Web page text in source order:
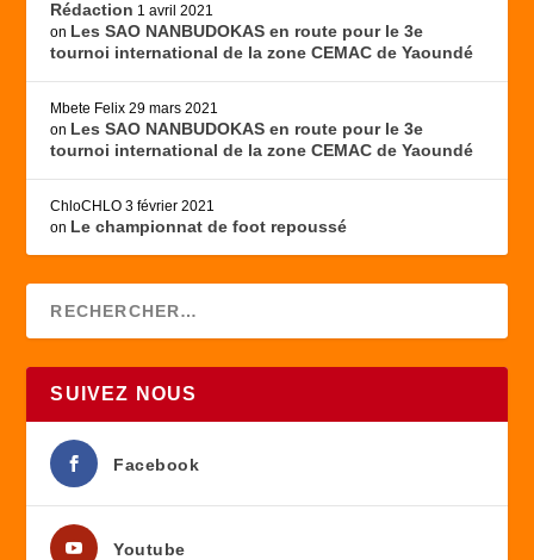
Rédaction 1 avril 2021
on Les SAO NANBUDOKAS en route pour le 3e
tournoi international de la zone CEMAC de Yaoundé
Mbete Felix 29 mars 2021
on Les SAO NANBUDOKAS en route pour le 3e
tournoi international de la zone CEMAC de Yaoundé
ChloCHLO 3 février 2021
on Le championnat de foot repoussé
SUIVEZ NOUS
Facebook
Youtube